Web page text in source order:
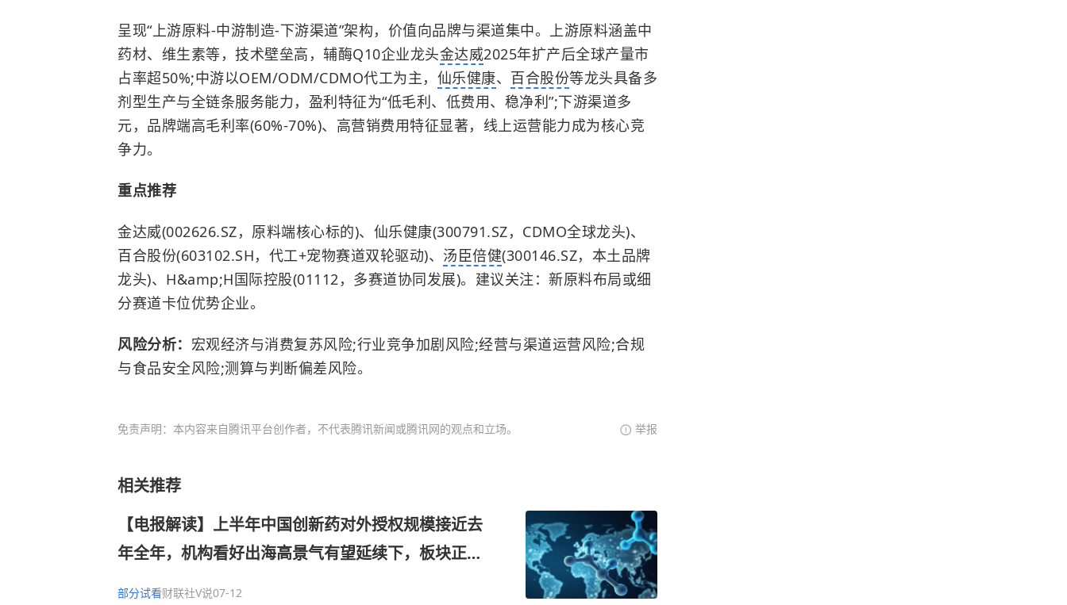
呈现“上游原料-中游制造-下游渠道”架构，价值向品牌与渠道集中。上游原料涵盖中
药材、维生素等，技术壁垒高， 辅酶Q10企业龙头金达威2025年扩产后全球产量市
占率超50%;中游以OEM/ODM/CDMO代工为主， 仙乐健康、 百合股份等龙头具备多
剂型生产与全链条服务能力，盈利特征为“低毛利、低费用、稳净利”;下游渠道多
元，品牌端高毛利率(60%-70%)、高营销费用特征显著，线上运营能力成为核心竞
争力。
重点推荐
金达威(002626.SZ，原料端核心标的)、仙乐健康(300791.SZ，CDMO全球龙头)、
百合股份(603102.SH，代工+宠物赛道双轮驱动)、 汤臣倍健(300146.SZ，本土品牌
龙头)、H&amp;H国际控股(01112，多赛道协同发展)。建议关注：新原料布局或细
分赛道卡位优势企业。
风险分析： 宏观经济与消费复苏风险;行业竞争加剧风险;经营与渠道运营风险;合规
与食品安全风险;测算与判断偏差风险。
免责声明：本内容来自腾讯平台创作者，不代表腾讯新闻或腾讯网的观点和立场。 举报
相关推荐
【电报解读】上半年中国创新药对外授权规模接近去
年全年，机构看好出海高景气有望延续下，板块正由
部分试看财联社V说07-12